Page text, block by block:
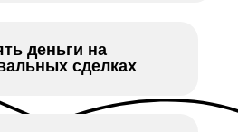
деньги на
сделках